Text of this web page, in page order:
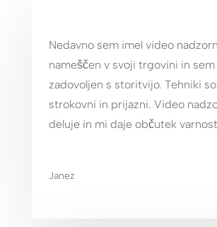
Nedavno sem imel video
nameščen v svoji trgovini in
zadovoljen s storitvijo. Tehniki
strokovni in prijazni. Video
deluje in mi daje občutek
Janez